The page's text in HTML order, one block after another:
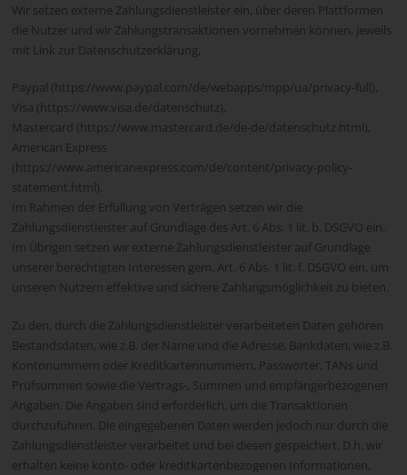
Wir setzen externe Zahlungsdienstleister ein, über deren Plattformen
die Nutzer und wir Zahlungstransaktionen vornehmen können, jeweils
mit Link zur Datenschutzerklärung,
Paypal (https://www.paypal.com/de/webapps/mpp/ua/privacy-full),
Visa (https://www.visa.de/datenschutz),
Mastercard (https://www.mastercard.de/de-de/datenschutz.html),
American Express
(https://www.americanexpress.com/de/content/privacy-policy-
statement.html).
Im Rahmen der Erfüllung von Verträgen setzen wir die
Zahlungsdienstleister auf Grundlage des Art. 6 Abs. 1 lit. b. DSGVO ein.
Im Übrigen setzen wir externe Zahlungsdienstleister auf Grundlage
unserer berechtigten Interessen gem. Art. 6 Abs. 1 lit. f. DSGVO ein, um
unseren Nutzern effektive und sichere Zahlungsmöglichkeit zu bieten.
Zu den, durch die Zahlungsdienstleister verarbeiteten Daten gehören
Bestandsdaten, wie z.B. der Name und die Adresse, Bankdaten, wie z.B.
Kontonummern oder Kreditkartennummern, Passwörter, TANs und
Prüfsummen sowie die Vertrags-, Summen und empfängerbezogenen
Angaben. Die Angaben sind erforderlich, um die Transaktionen
durchzuführen. Die eingegebenen Daten werden jedoch nur durch die
Zahlungsdienstleister verarbeitet und bei diesen gespeichert. D.h. wir
erhalten keine konto- oder kreditkartenbezogenen Informationen,